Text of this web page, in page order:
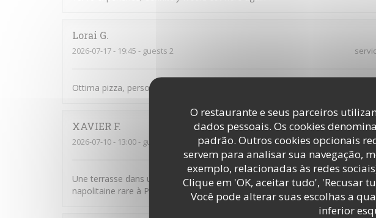
O restaurante e seus parceiros
dados pessoais. Os cookies
padrão. Outros cookies opcionais
servem para analisar sua navegação,
exemplo, relacionadas às redes
Clique em 'OK, aceitar tudo', 'Recusar
Você pode alterar suas escolhas a
inferior
Lorai G
2026-07-17- 19:45 - guests 2
Ottima pizza, personale attento, gentille e sorridente. Vengo da anni e mai
XAVIER F
2026-07-10- 13:00 - guests 2
Une terrasse dans une rue charmante, un personnel absolument adorable,
napolitaine rare à Paris, véritablement délicieuse. Un pinot Grigio rosé et une